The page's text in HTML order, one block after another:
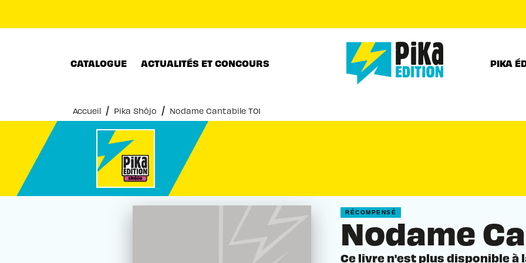
CATALOGUE ACTUALITÉS ET CONCOURS PIKA
Accueil / Pika Shôjo / Nodame Cantabile T01
RÉCOMPENSÉ
Nodame
Ce livre n'est plus disponible à